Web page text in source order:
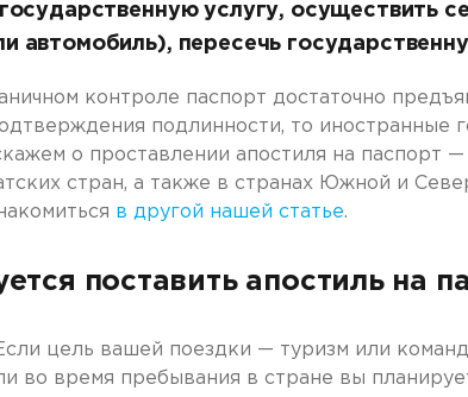
услугу, осуществить
автомобиль), пересечь
контроле паспорт достаточно
подлинности, то иностранные
о проставлении апостиля на паспорт
стран, а также в странах Южной и
в другой нашей статье.
поставить апостиль на
цель вашей поездки — туризм или
во время пребывания в стране вы